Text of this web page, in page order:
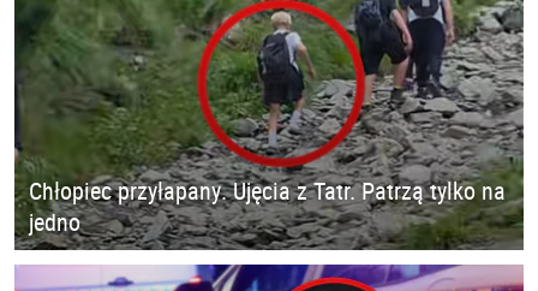
Chłopiec przyłapany. Ujęcia z Tatr. Patrzą tylko na
jedno